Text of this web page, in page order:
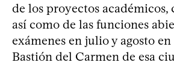
de los proyectos académicos,
así como de las funciones
exámenes en julio y agosto
Bastión del Carmen de esa